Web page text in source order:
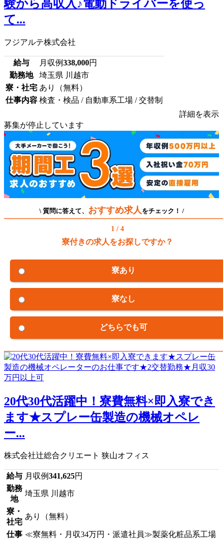
験から高収入♪電動ドライバーを使っ
て...
フジアルテ株式会社
給与 月収例338,000円
勤務地
埼玉県 川越市
寮・社宅 あり（無料）
仕事内容 検査・検品 / 自動車系工場 / 交替制
詳細を表示
募集が停止しています
\ 質問に答えて、 おすすめ求人 をチェック！ /
1 / 4
寮付きの求人をお探しですか？
寮あり
寮なし
どちらでも可
20代30代活躍中！寮費無料×即入寮でき
ます★スプレー缶製造の機械オペレ
ー...
株式会社辻総合クリエート 狭山オフィス
給与 月収例341,625円
勤務
地
埼玉県 川越市
寮・
社宅
あり（無料）
仕事 ≪寮無料・月収34万円・派遣社員≫製薬化粧品系工場